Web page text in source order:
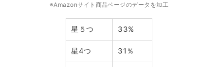
※Amazonサイト商品ページのデータを加工
星５つ 33%
星4つ 31％